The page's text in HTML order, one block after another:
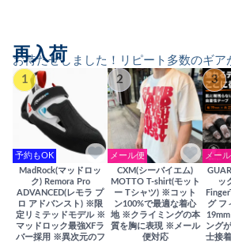
お待たせしました！リピート多数のギア
再入荷
1
予約もOK
MadRock(マッドロッ
ク) Remora Pro
ADVANCED(レモラ プ
ロ アドバンスト) ※限
定リミテッドモデル ※
マッドロック最強XFラ
バー採用 ※異次元のフ
2
メール便
CXM(シーバイエム)
MOTTO T-shirt(モット
ー Tシャツ) ※コット
ン100%で最適な着心
地 ※クライミングの本
質を胸に表現 ※メール
便対応
3
メー
ッ
グ フ
ング
士接